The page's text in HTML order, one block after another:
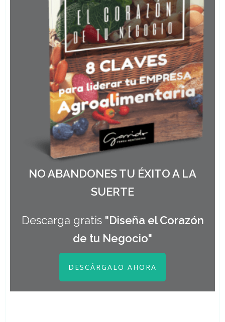
NO ABANDONES TU ÉXITO A LA
SUERTE
Descarga gratis "Diseña el Corazón
de tu Negocio"
DESCÁRGALO AHORA